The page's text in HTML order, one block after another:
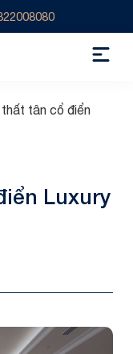
thất tân cổ điển
Luxury